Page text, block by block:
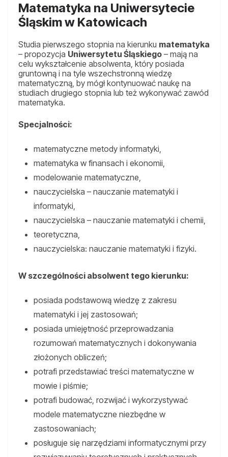
Matematyka na Uniwersytecie
Śląskim w Katowicach
Studia pierwszego stopnia na kierunku matematyka
– propozycja Uniwersytetu Śląskiego – mają na
celu wykształcenie absolwenta, który posiada
gruntowną i na tyle wszechstronną wiedzę
matematyczną, by mógł kontynuować naukę na
studiach drugiego stopnia lub też wykonywać zawód
matematyka.
Specjalności:
matematyczne metody informatyki,
matematyka w finansach i ekonomii,
modelowanie matematyczne,
nauczycielska – nauczanie matematyki i
informatyki,
nauczycielska – nauczanie matematyki i chemii,
teoretyczna,
nauczycielska: nauczanie matematyki i fizyki.
W szczególności absolwent tego kierunku:
posiada podstawową wiedzę z zakresu
matematyki i jej zastosowań;
posiada umiejętność przeprowadzania
rozumowań matematycznych i dokonywania
złożonych obliczeń;
potrafi przedstawiać treści matematyczne w
mowie i piśmie;
potrafi budować, rozwijać i wykorzystywać
modele matematyczne niezbędne w
zastosowaniach;
posługuje się narzędziami informatycznymi przy